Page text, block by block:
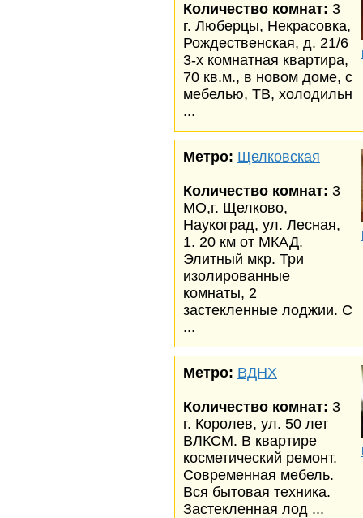
Количество комнат: 3
г. Люберцы, Некрасовка,
Рождественская, д. 21/6
3-х комнатная квартира,
70 кв.м., в новом доме, с
мебелью, ТВ, холодильн
...
Метро: Щелковская
Количество комнат: 3
МО,г. Щелково,
Наукоград, ул. Лесная,
1. 20 км от МКАД.
Элитный мкр. Три
изолированные
комнаты, 2
застекленные лоджии. С
...
Метро: ВДНХ
Количество комнат: 3
г. Королев, ул. 50 лет
ВЛКСМ. В квартире
косметический ремонт.
Современная мебель.
Вся бытовая техника.
Застекленная лод ...